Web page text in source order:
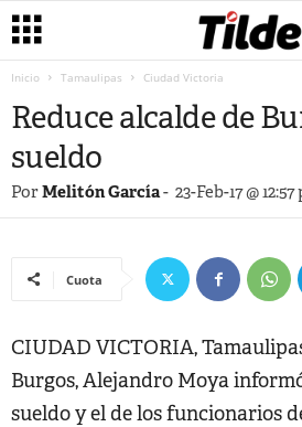
Inicio Tamaulipas Ciudad Victoria
Reduce alcalde de
sueldo
PorMelitón García- 23-Feb-17 @
Cuota
CIUDAD VICTORIA,
Burgos, Alejandro Moya
sueldo y el de los funcionarios